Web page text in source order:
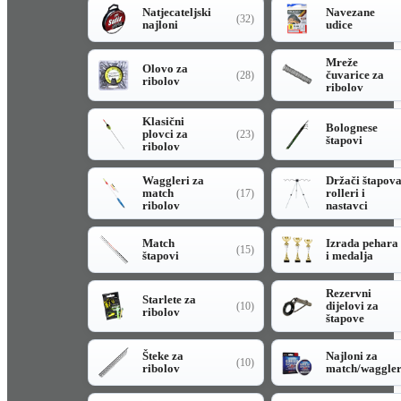
Natjecateljski
najloni
(32)
Navezane
udice
Olovo za
ribolov
(28)
Mreže
čuvarice za
ribolov
Klasični
plovci za
ribolov
(23)
Bolognese
štapovi
Waggleri za
match
ribolov
(17)
Držači štapova
rolleri i
nastavci
Match
štapovi
(15)
Izrada pehara
i medalja
Starlete za
ribolov
(10)
Rezervni
dijelovi za
štapove
Šteke za
ribolov
(10)
Najloni za
match/waggler